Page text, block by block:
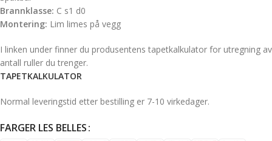
Brannklasse: C s1 d0
Montering: Lim limes på vegg
I linken under finner du produsentens tapetkalkulator for utregning av
antall ruller du trenger.
TAPETKALKULATOR
Normal leveringstid etter bestilling er 7-10 virkedager.
FARGER LES BELLES